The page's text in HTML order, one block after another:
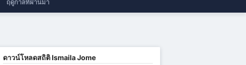
ฤดูกาลที่ผ่านมา
ดาวน์โหลดสถิติ Ismaila Jome